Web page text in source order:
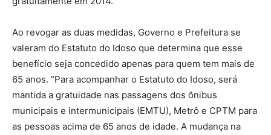
Ao revogar as duas medidas, Governo e Prefeitura se
valeram do Estatuto do Idoso que determina que esse
benefício seja concedido apenas para quem tem mais de
65 anos. “Para acompanhar o Estatuto do Idoso, será
mantida a gratuidade nas passagens dos ônibus
municipais e intermunicipais (EMTU), Metrô e CPTM para
as pessoas acima de 65 anos de idade. A mudança na